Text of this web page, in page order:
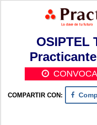
OSIPTEL
COMPARTIR CON: